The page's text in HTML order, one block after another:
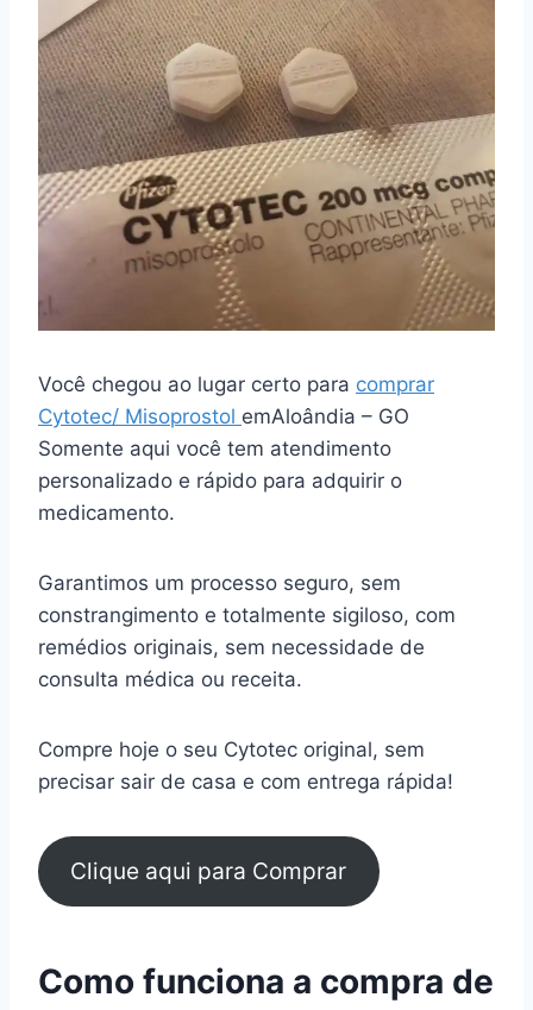
Você chegou ao lugar certo para comprar
Cytotec/ Misoprostol emAloândia – GO
Somente aqui você tem atendimento
personalizado e rápido para adquirir o
medicamento.
Garantimos um processo seguro, sem
constrangimento e totalmente sigiloso, com
remédios originais, sem necessidade de
consulta médica ou receita.
Compre hoje o seu Cytotec original, sem
precisar sair de casa e com entrega rápida!
Clique aqui para Comprar
Como funciona a compra de